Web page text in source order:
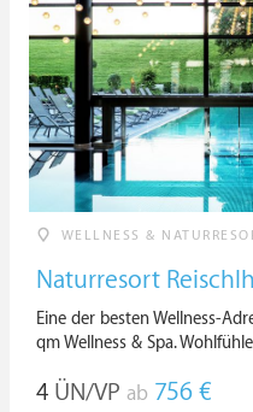
WELLNESS &
Naturresort
Eine der besten Wellness-
qm Wellness & Spa.
4 ÜN/VP ab 756 €